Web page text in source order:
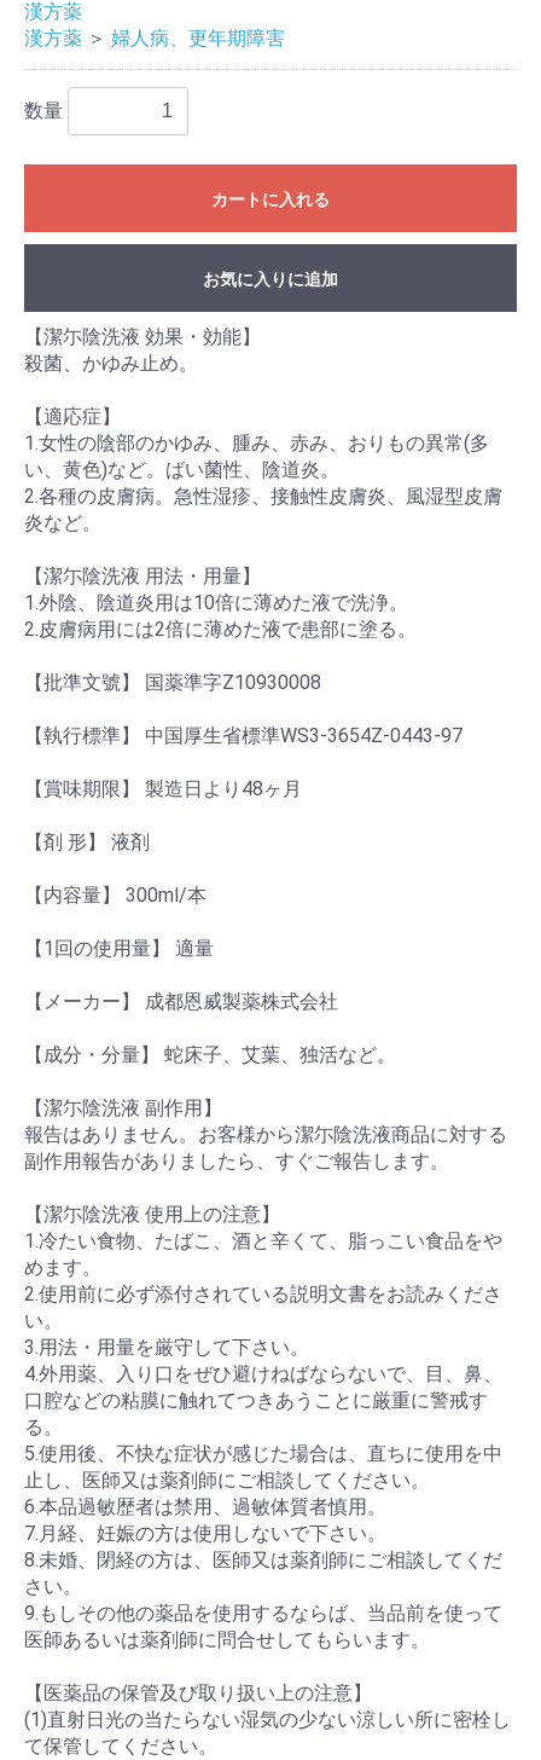
漢方薬
漢方薬 ＞ 婦人病、更年期障害
数量
カートに入れる
お気に入りに追加
【潔尓陰洗液 効果・効能】
殺菌、かゆみ止め。
【適応症】
1.女性の陰部のかゆみ、腫み、赤み、おりもの異常(多
い、黄色)など。ばい菌性、陰道炎。
2.各種の皮膚病。急性湿疹、接触性皮膚炎、風湿型皮膚
炎など。
【潔尓陰洗液 用法・用量】
1.外陰、陰道炎用は10倍に薄めた液で洗浄。
2.皮膚病用には2倍に薄めた液で患部に塗る。
【批準文號】 国薬準字Z10930008
【執行標準】 中国厚生省標準WS3-3654Z-0443-97
【賞味期限】 製造日より48ヶ月
【剤 形】 液剤
【内容量】 300ml/本
【1回の使用量】 適量
【メーカー】 成都恩威製薬株式会社
【成分・分量】 蛇床子、艾葉、独活など。
【潔尓陰洗液 副作用】
報告はありません。お客様から潔尓陰洗液商品に対する
副作用報告がありましたら、すぐご報告します。
【潔尓陰洗液 使用上の注意】
1.冷たい食物、たばこ、酒と辛くて、脂っこい食品をや
めます。
2.使用前に必ず添付されている説明文書をお読みくださ
い。
3.用法・用量を厳守して下さい。
4.外用薬、入り口をぜひ避けねばならないで、目、鼻、
口腔などの粘膜に触れてつきあうことに厳重に警戒す
る。
5.使用後、不快な症状が感じた場合は、直ちに使用を中
止し、医師又は薬剤師にご相談してください。
6.本品過敏歴者は禁用、過敏体質者慎用。
7.月経、妊娠の方は使用しないで下さい。
8.未婚、閉経の方は、医師又は薬剤師にご相談してくだ
さい。
9.もしその他の薬品を使用するならば、当品前を使って
医師あるいは薬剤師に問合せしてもらいます。
【医薬品の保管及び取り扱い上の注意】
(1)直射日光の当たらない湿気の少ない涼しい所に密栓し
て保管してください。